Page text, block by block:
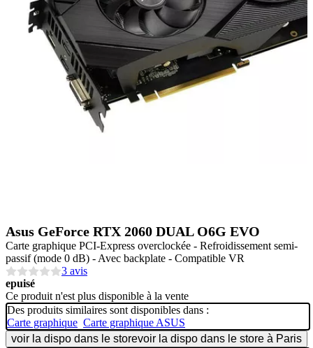
Asus GeForce RTX 2060 DUAL O6G EVO
Carte graphique PCI-Express overclockée - Refroidissement semi-
passif (mode 0 dB) - Avec backplate - Compatible VR
3 avis
epuisé
Ce produit n'est plus disponible à la vente
Des produits similaires sont disponibles dans :
Carte graphique Carte graphique ASUS
voir la dispo dans le storevoir la dispo dans le store à Paris